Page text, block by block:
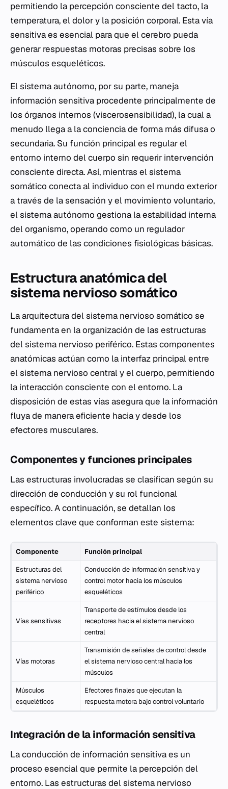
permitiendo la percepción consciente del tacto, la
temperatura, el dolor y la posición corporal. Esta vía
sensitiva es esencial para que el cerebro pueda
generar respuestas motoras precisas sobre los
músculos esqueléticos.
El sistema autónomo, por su parte, maneja
información sensitiva procedente principalmente de
los órganos internos (viscerosensibilidad), la cual a
menudo llega a la conciencia de forma más difusa o
secundaria. Su función principal es regular el
entorno interno del cuerpo sin requerir intervención
consciente directa. Así, mientras el sistema
somático conecta al individuo con el mundo exterior
a través de la sensación y el movimiento voluntario,
el sistema autónomo gestiona la estabilidad interna
del organismo, operando como un regulador
automático de las condiciones fisiológicas básicas.
Estructura anatómica del
sistema nervioso somático
La arquitectura del sistema nervioso somático se
fundamenta en la organización de las estructuras
del sistema nervioso periférico. Estas componentes
anatómicas actúan como la interfaz principal entre
el sistema nervioso central y el cuerpo, permitiendo
la interacción consciente con el entorno. La
disposición de estas vías asegura que la información
fluya de manera eficiente hacia y desde los
efectores musculares.
Componentes y funciones principales
Las estructuras involucradas se clasifican según su
dirección de conducción y su rol funcional
específico. A continuación, se detallan los
elementos clave que conforman este sistema:
Componente Función principal
Estructuras del
sistema nervioso
periférico
Conducción de información sensitiva y
control motor hacia los músculos
esqueléticos
Vías sensitivas
Transporte de estímulos desde los
receptores hacia el sistema nervioso
central
Vías motoras
Transmisión de señales de control desde
el sistema nervioso central hacia los
músculos
Músculos
esqueléticos
Efectores finales que ejecutan la
respuesta motora bajo control voluntario
Integración de la información sensitiva
La conducción de información sensitiva es un
proceso esencial que permite la percepción del
entorno. Las estructuras del sistema nervioso